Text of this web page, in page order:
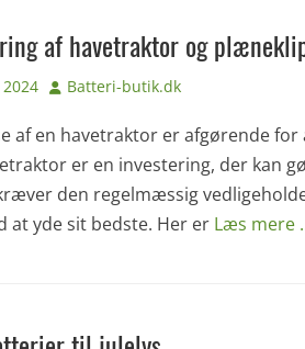
af havetraktor og
Forfatter
Batteri-butik.dk
af en havetraktor er afgørende
er en investering, der kan
den regelmæssig
yde sit bedste. Her er Læs mere